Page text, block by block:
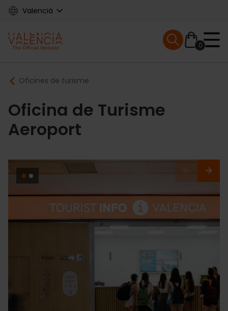
Skip
content
Valencià
Main
navigation
0
Mobile menu
Breadcrumb
Oficines de turisme
Oficina de Turisme
Aeroport